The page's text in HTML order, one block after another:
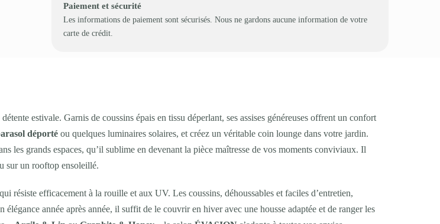
Paiement et sécurité
Les informations de paiement sont sécurisés. Nous ne gardons aucune information de votre
carte de crédit.
estivale. Garnis de coussins épais en tissu déperlant, ses assises généreuses offrent un confort
déporté ou quelques luminaires solaires, et créez un véritable coin lounge dans votre jardin.
les grands espaces, qu’il sublime en devenant la pièce maîtresse de vos moments conviviaux. Il
sur un rooftop ensoleillé.
résiste efficacement à la rouille et aux UV. Les coussins, déhoussables et faciles d’entretien,
année après année, il suffit de le couvrir en hiver avec une housse adaptée et de ranger les